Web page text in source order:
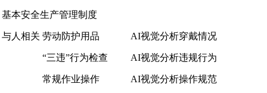
基本安全生产管理制度
与人相关 劳动防护用品 AI视觉分析穿戴情况
“三违”行为检查 AI视觉分析违规行为
常规作业操作 AI视觉分析操作规范